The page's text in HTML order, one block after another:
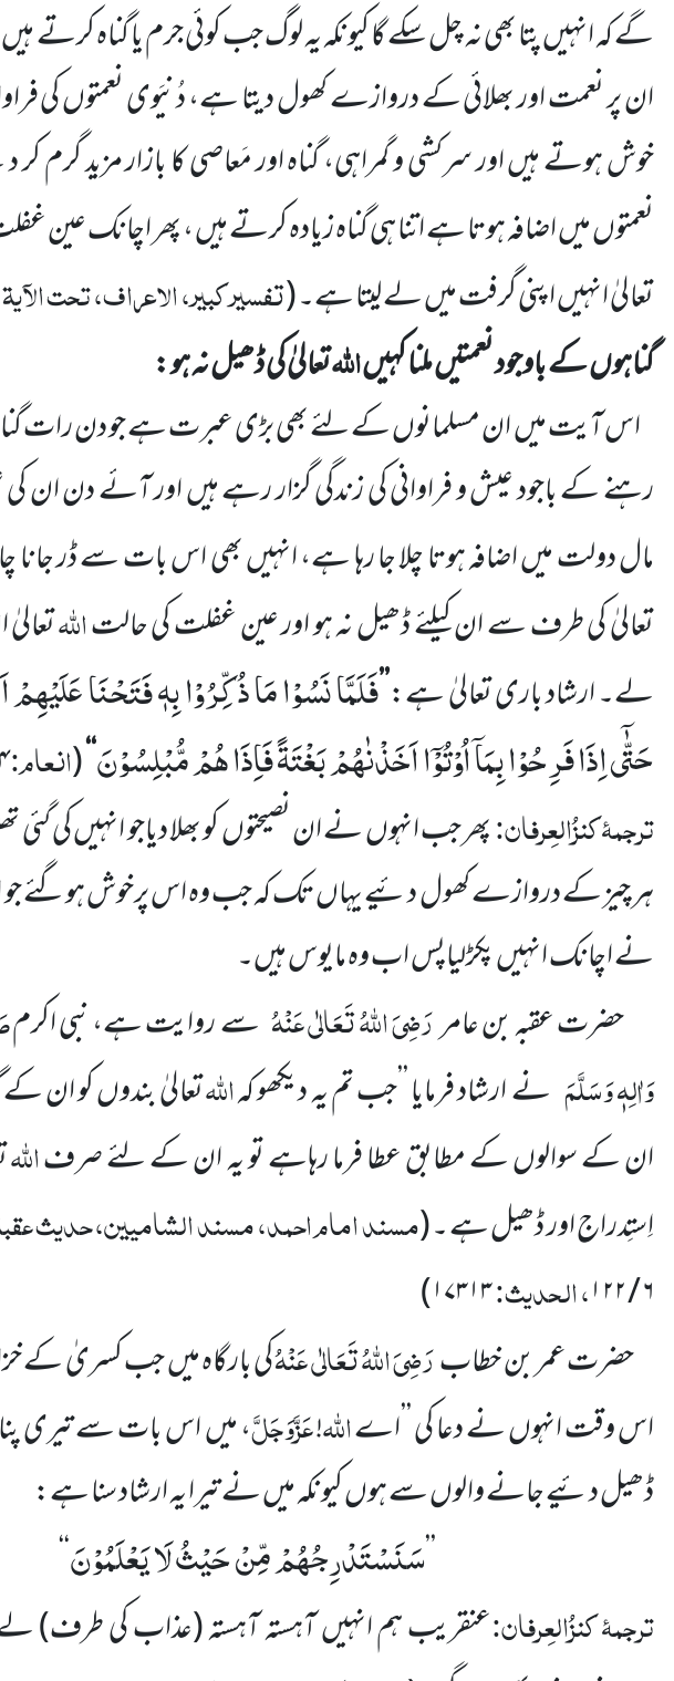
گے کہ انہیں پتا بھی نہ چل سکے گا کیونکہ یہ لوگ جب کوئی جرمیا گناہ کرتے
ان پر نعمت اور بھلائی کے دروازے کھول دیتا ہے، دُنیَوی نعمتوں کی
خوش ہوتے ہیں اور سرکشی و گمراہی، گناہ اور مَعاصی کا بازار مزید گرم کر
نعمتوں میں اضافہ ہوتا ہے اتنا ہی گناہ زیادہ کرتے ہیں ، پھر اچانک عین
تعالیٰ انہیں اپنی گرفت میں لے لیتا ہے۔(تفسیر کبیر، الاعراف، تحت
گناہوں کے باوجود نعمتیں ملنا کہیںاللہتعالیٰ کی ڈھیل نہ ہو :
اس آیت میں ان مسلمانوں کے لئے بھی بڑی عبرت ہے جو دن رات
رہنے کے باجود عیش و فراوانی کی زندگی گزار رہے ہیں اور آئے دن ان
مال دولت میں اضافہ ہوتا چلا جا رہا ہے، انہیں بھی اس بات سے ڈر جانا
تعالیٰ کی طرف سے ان کیلئے ڈھیل نہ ہو اور عین غفلت کی حالتاللہ
لے۔ ارشاد باری تعالیٰ ہے:’’فَلَمَّا نَسُوْا مَا ذُكِّرُوْا بِهٖ فَتَحْنَا
حَتّٰۤى اِذَا فَرِحُوْا بِمَاۤ اُوْتُوْۤا اَخَذْنٰهُمْ بَغْتَةً فَاِذَا هُمْ مُّبْلِسُوْنَ‘‘
(انعام:
ترجمۂ کنزُالعِرفان:پھر جب انہوں نے ان نصیحتوں کو بھلا دیاجو انہیں کی
ہر چیز کے دروازے کھول دئیے یہاں تک کہ جب وہ اس پرخوش ہوگئے جو
نے اچانک انہیں پکڑلیاپس اب وہ مایوس ہیں۔
حضرت عقبہ بن عامررَضِیَ اللہُ تَعَالٰی عَنْہُ سےروایت ہے، نبی اکرم
وَاٰلِہٖ وَسَلَّمَ نے ارشاد فرمایا’’جب تم یہ دیکھو کہاللہتعالیٰ بندوں کو ان
ان کے سوالوں کے مطابق عطا فرما رہاہے تو یہ انکے لئے صرفاللہ
اِستِدراج اور ڈھیل ہے ۔(مسند امام احمد، مسند الشامیین، حدیث
۶/۱۲۲، الحدیث:۱۷۳۱۳)
حضرت عمر بن خطابرَضِیَ اللہُ تَعَالٰی عَنْہُکی بارگاہ میں جب کسریٰ کے
اس وقت انہوں نےدعا کی ’’اےاللہ!عَزَّوَجَلَّ، میں اس بات سے تیری
ڈھیل دئیے جانے والوں سے ہوں کیونکہ میںنےتیرا یہ ارشاد سنا ہے:
’’سَنَسْتَدْرِجُهُمْ مِّنْ حَیْثُ لَا یَعْلَمُوْنَ‘‘
ترجمۂ کنزُالعِرفان:عنقریب ہم انہیں آہستہ آہستہ(عذاب کی طرف)